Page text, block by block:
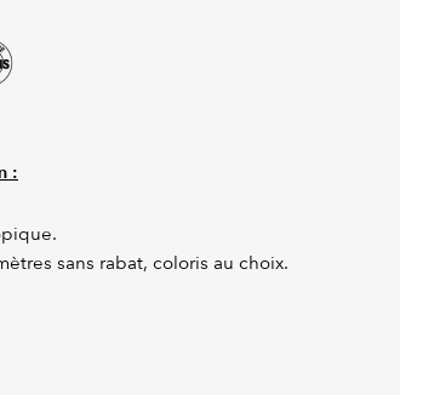
:
sans rabat, coloris au choix.